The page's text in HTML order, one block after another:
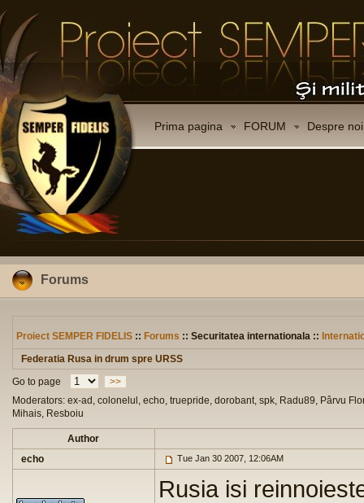
Prima pagina FORUM Despre noi
Forums
Proiect SEMPER FIDELIS :: Forums :: Securitatea internationala ::
Federatia Rusa in drum spre URSS
Go to page
>>
Moderators: ex-ad, colonelul, echo, truepride, dorobant, spk, Radu89, Pârvu
Mihais, Resboiu
Author
echo
Tue Jan 30 2007, 12:06AM
Rusia isi